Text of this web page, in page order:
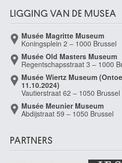
LIGGING VAN DE MUSEA
Musée Magritte Museum
Koningsplein 2 – 1000 Brussel
Musée Old Masters Museum
Regentschapsstraat 3 – 1000
Musée Wiertz Museum
11.10.2024)
Vautierstraat 62 – 1050 Brussel
Musée Meunier Museum
Abdijstraat 59 – 1050 Brussel
PARTNERS